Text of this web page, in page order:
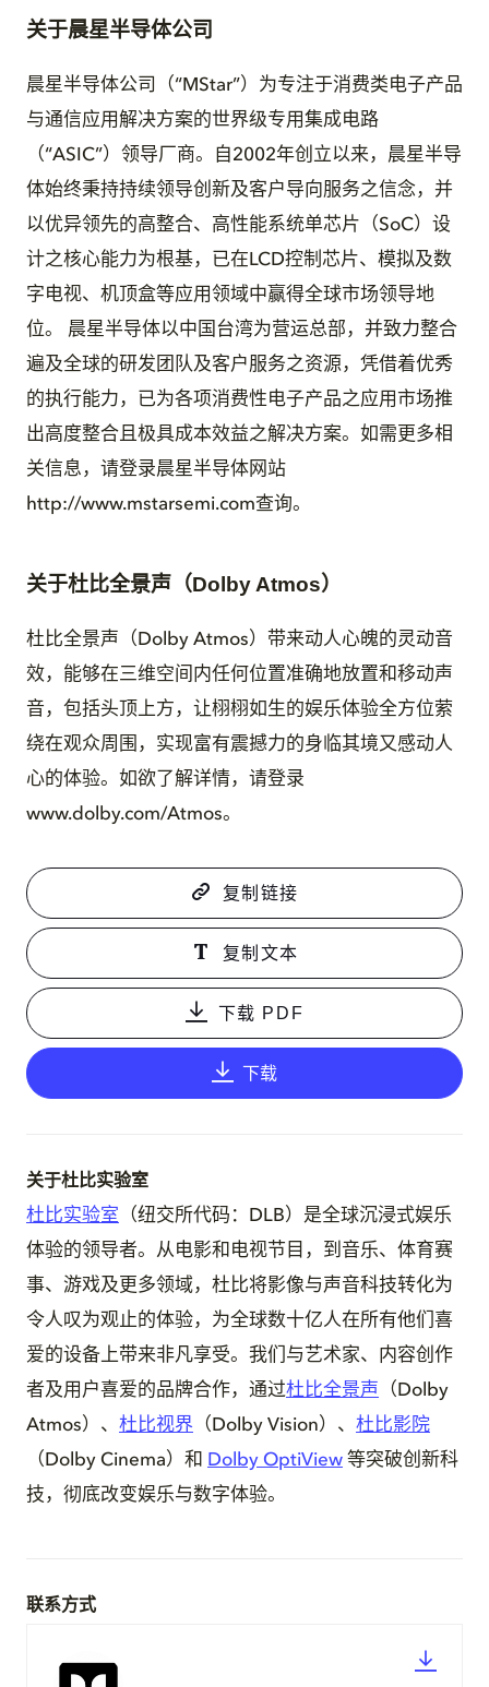
关于晨星半导体公司
晨星半导体公司（“MStar”）为专注于消费类电子产品
与通信应用解决方案的世界级专用集成电路
（“ASIC”）领导厂商。自2002年创立以来，晨星半导
体始终秉持持续领导创新及客户导向服务之信念，并
以优异领先的高整合、高性能系统单芯片（SoC）设
计之核心能力为根基，已在LCD控制芯片、模拟及数
字电视、机顶盒等应用领域中赢得全球市场领导地
位。 晨星半导体以中国台湾为营运总部，并致力整合
遍及全球的研发团队及客户服务之资源，凭借着优秀
的执行能力，已为各项消费性电子产品之应用市场推
出高度整合且极具成本效益之解决方案。如需更多相
关信息，请登录晨星半导体网站
http://www.mstarsemi.com查询。
关于杜比全景声（Dolby Atmos）
杜比全景声（Dolby Atmos）带来动人心魄的灵动音
效，能够在三维空间内任何位置准确地放置和移动声
音，包括头顶上方，让栩栩如生的娱乐体验全方位萦
绕在观众周围，实现富有震撼力的身临其境又感动人
心的体验。如欲了解详情，请登录
www.dolby.com/Atmos。
复制链接
复制文本
下载 PDF
下载
关于杜比实验室
杜比实验室 （纽交所代码：DLB）是全球沉浸式娱乐
体验的领导者。从电影和电视节目，到音乐、体育赛
事、游戏及更多领域，杜比将影像与声音科技转化为
令人叹为观止的体验，为全球数十亿人在所有他们喜
爱的设备上带来非凡享受。我们与艺术家、内容创作
者及用户喜爱的品牌合作，通过杜比全景声
（Dolby
Atmos）、 杜比视界 （Dolby Vision）、 杜比影院
（Dolby Cinema）和 Dolby OptiView 等突破创新科
技，彻底改变娱乐与数字体验。
联系方式